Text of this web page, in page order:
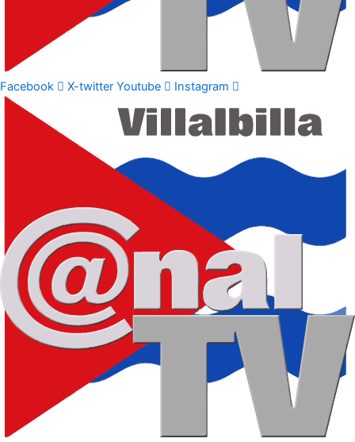
Facebook X-twitter Youtube Instagram